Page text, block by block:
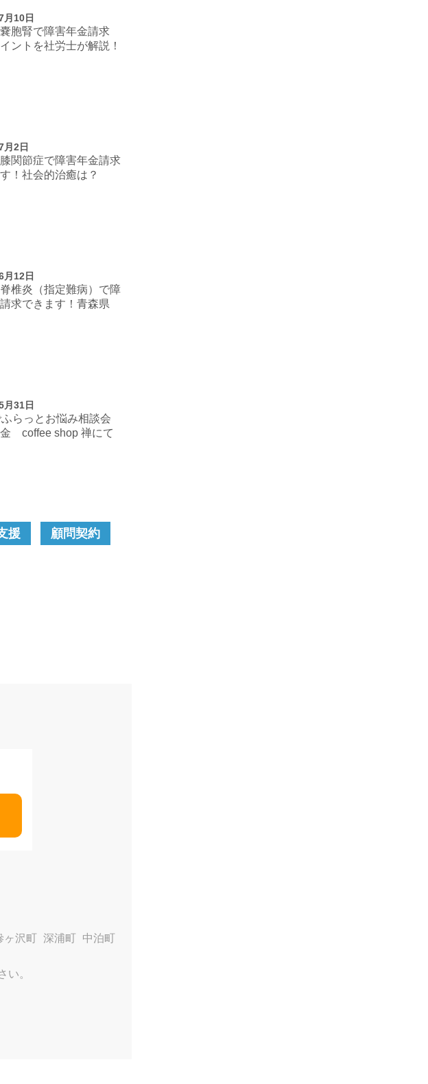
月10日
胞腎で障害年金請求
ントを社労士が解説！
月2日
関節症で障害年金請求
！社会的治癒は？
月12日
椎炎（指定難病）で障
求できます！青森県
月31日
ふらっとお悩み相談会
coffee shop 禅にて
援 顧問契約
ヶ沢町 深浦町
中泊町
い。